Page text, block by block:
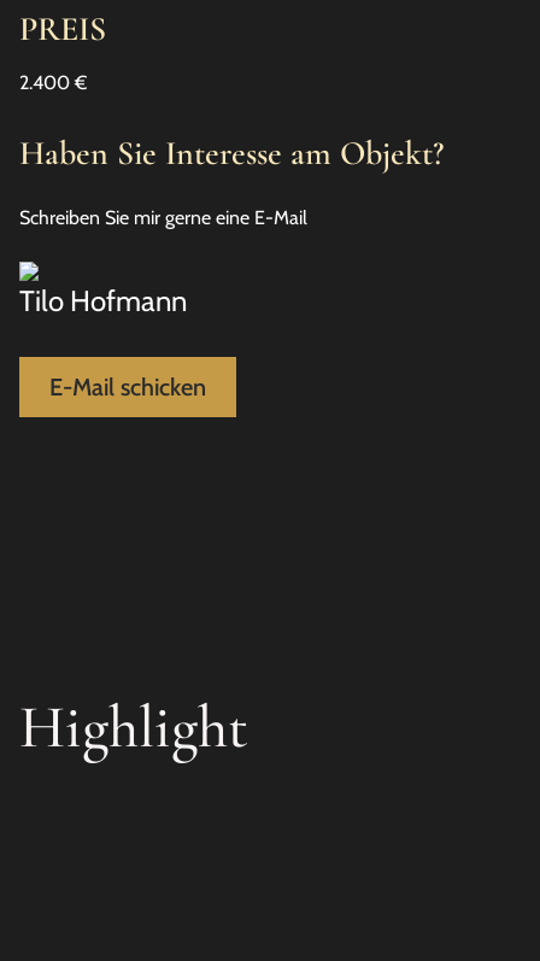
PREIS
2.400 €
Haben Sie Interesse am Objekt?
Schreiben Sie mir gerne eine E-Mail
Tilo Hofmann
E-Mail schicken
Highlight